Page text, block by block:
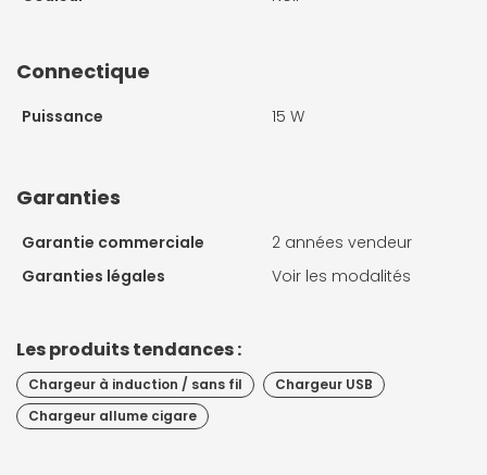
Connectique
Puissance 15 W
Garanties
Garantie commerciale
2 années vendeur
Garanties légales
Voir les modalités
Les produits tendances :
Chargeur à induction / sans fil
Chargeur USB
Chargeur allume cigare